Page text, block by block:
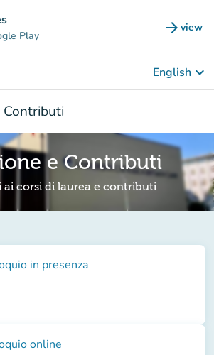
Play arrow_forward view
(new
English keyboard_arrow_down
Contributi
e Contributi
ai corsi di laurea e contributi
in presenza
online